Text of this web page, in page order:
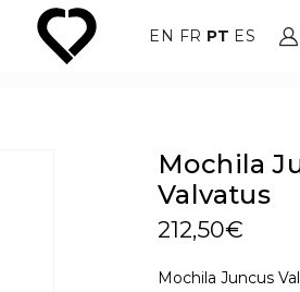
EN FR PT ES
Mochila
Valvatus
212,50€
Mochila Juncus